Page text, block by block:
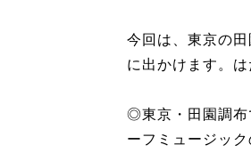
今回は、東京の
に出かけます。
◎東京・田園調布
ーフミュージック